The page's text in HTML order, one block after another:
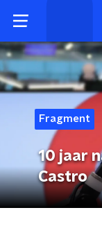
Fragment
10 jaar
Castro